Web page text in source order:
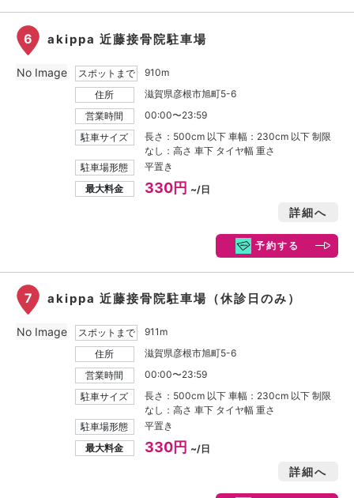
6 akippa 近藤接骨院駐車場
スポットまで
910m
住所
滋賀県彦根市旭町5-6
営業時間
00:00〜23:59
駐車サイズ
長さ：500cm 以下 車幅：230cm 以下 制限
なし：高さ 車下 タイヤ幅 重さ
駐車場形態
平置き
最大料金
330円 ~/日
詳細へ
予約する
No Image
7 akippa 近藤接骨院駐車場（休診日のみ）
スポットまで
911m
住所
滋賀県彦根市旭町5-6
営業時間
00:00〜23:59
駐車サイズ
長さ：500cm 以下 車幅：230cm 以下 制限
なし：高さ 車下 タイヤ幅 重さ
駐車場形態
平置き
最大料金
330円 ~/日
詳細へ
No Image